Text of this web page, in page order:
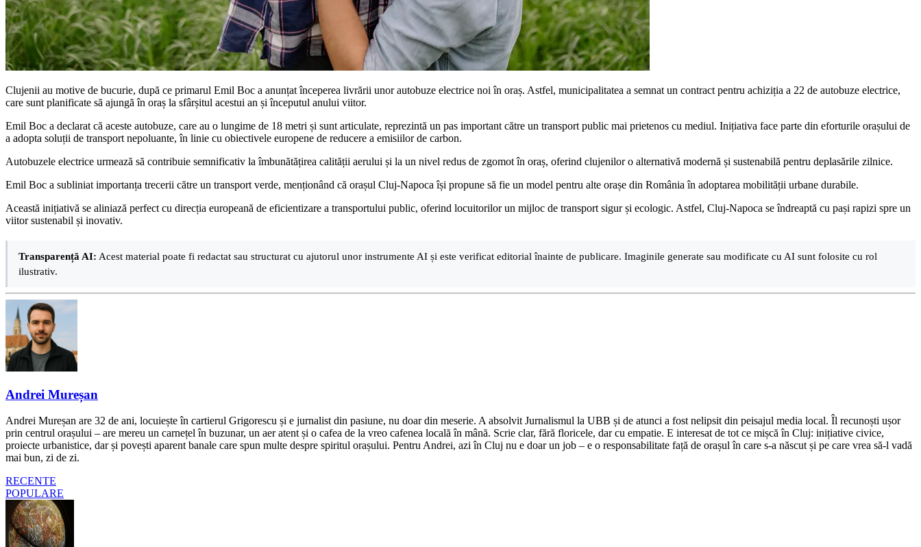
Clujenii au motive de bucurie, după ce primarul Emil Boc a anunțat începerea livrării unor autobuze electrice noi în oraș. Astfel, municipalitatea a semnat un contract pentru achiziția a 22 de autobuze electrice,
care sunt planificate să ajungă în oraș la sfârșitul acestui an și începutul anului viitor.
Emil Boc a declarat că aceste autobuze, care au o lungime de 18 metri și sunt articulate, reprezintă un pas important către un transport public mai prietenos cu mediul. Inițiativa face parte din eforturile orașului de
a adopta soluții de transport nepoluante, în linie cu obiectivele europene de reducere a emisiilor de carbon.
Autobuzele electrice urmează să contribuie semnificativ la îmbunătățirea calității aerului și la un nivel redus de zgomot în oraș, oferind clujenilor o alternativă modernă și sustenabilă pentru deplasările zilnice.
Emil Boc a subliniat importanța trecerii către un transport verde, menționând că orașul Cluj-Napoca își propune să fie un model pentru alte orașe din România în adoptarea mobilității urbane durabile.
Această inițiativă se aliniază perfect cu direcția europeană de eficientizare a transportului public, oferind locuitorilor un mijloc de transport sigur și ecologic. Astfel, Cluj-Napoca se îndreaptă cu pași rapizi spre un
viitor sustenabil și inovativ.
Transparență AI: Acest material poate fi redactat sau structurat cu ajutorul unor instrumente AI și este verificat editorial înainte de publicare. Imaginile generate sau modificate cu AI sunt folosite cu rol
ilustrativ.
Andrei Mureșan
Andrei Mureșan are 32 de ani, locuiește în cartierul Grigorescu și e jurnalist din pasiune, nu doar din meserie. A absolvit Jurnalismul la UBB și de atunci a fost nelipsit din peisajul media local. Îl recunoști ușor
prin centrul orașului – are mereu un carnețel în buzunar, un aer atent și o cafea de la vreo cafenea locală în mână. Scrie clar, fără floricele, dar cu empatie. E interesat de tot ce mișcă în Cluj: inițiative civice,
proiecte urbanistice, dar și povești aparent banale care spun multe despre spiritul orașului. Pentru Andrei, azi în Cluj nu e doar un job – e o responsabilitate față de orașul în care s-a născut și pe care vrea să-l vadă
mai bun, zi de zi.
RECENTE
POPULARE